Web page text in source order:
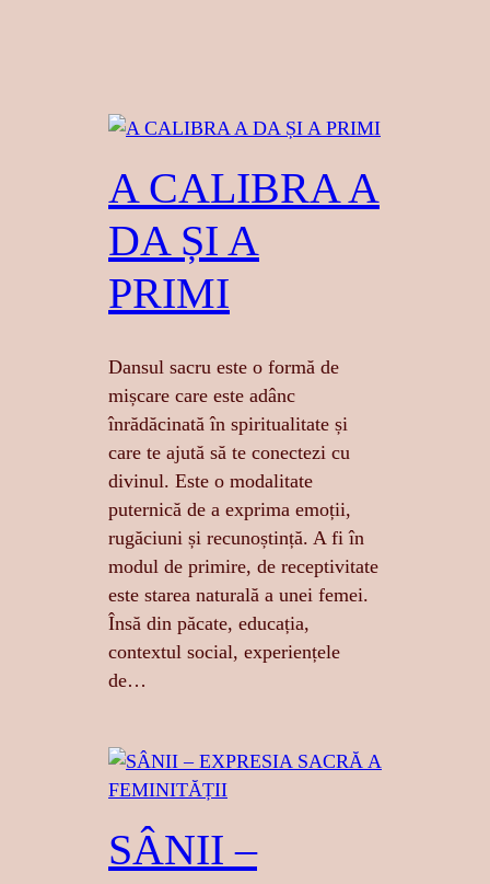
A CALIBRA A
DA ȘI A
PRIMI
Dansul sacru este o formă de
mișcare care este adânc
înrădăcinată în spiritualitate și
care te ajută să te conectezi cu
divinul. Este o modalitate
puternică de a exprima emoții,
rugăciuni și recunoștință. A fi în
modul de primire, de receptivitate
este starea naturală a unei femei.
Însă din păcate, educația,
contextul social, experiențele
de…
SÂNII –